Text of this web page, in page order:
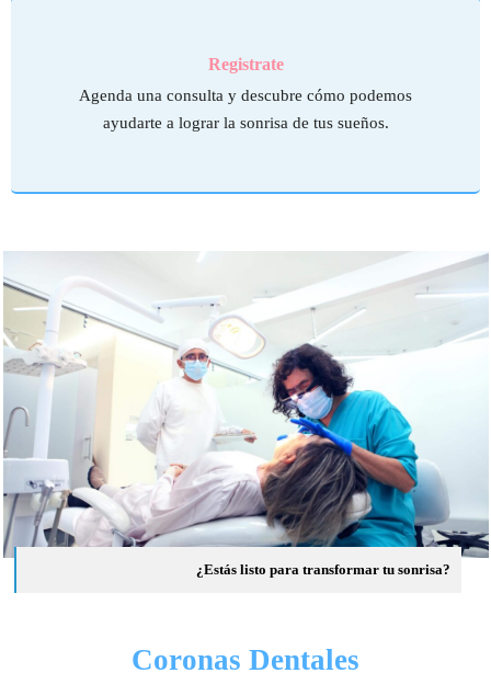
Registrate
Agenda una consulta y descubre cómo podemos
ayudarte a lograr la sonrisa de tus sueños.
¿Estás listo para transformar tu sonrisa?
Coronas Dentales